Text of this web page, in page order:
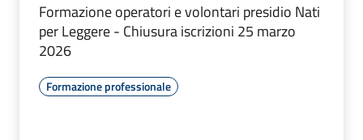
Formazione operatori e volontari presidio Nati
per Leggere - Chiusura iscrizioni 25 marzo
2026
Formazione professionale